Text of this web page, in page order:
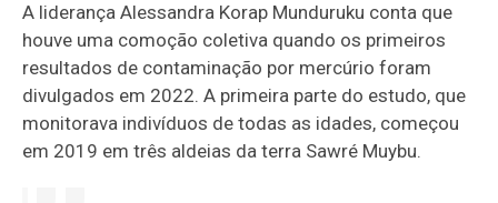
A liderança Alessandra Korap Munduruku conta que
houve uma comoção coletiva quando os primeiros
resultados de contaminação por mercúrio foram
divulgados em 2022. A primeira parte do estudo, que
monitorava indivíduos de todas as idades, começou
em 2019 em três aldeias da terra Sawré Muybu.